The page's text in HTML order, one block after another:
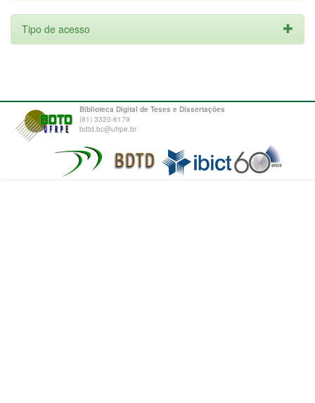
Tipo de acesso
Biblioteca Digital de Teses e Dissertações
(81) 3320-6179
bdtd.bc@ufrpe.br